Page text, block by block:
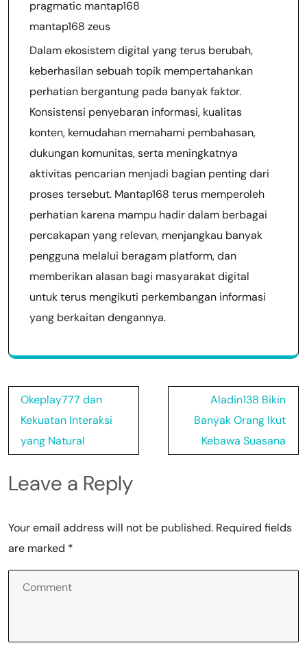
pragmatic mantap168
mantap168 zeus
Dalam ekosistem digital yang terus berubah,
keberhasilan sebuah topik mempertahankan
perhatian bergantung pada banyak faktor.
Konsistensi penyebaran informasi, kualitas
konten, kemudahan memahami pembahasan,
dukungan komunitas, serta meningkatnya
aktivitas pencarian menjadi bagian penting dari
proses tersebut. Mantap168 terus memperoleh
perhatian karena mampu hadir dalam berbagai
percakapan yang relevan, menjangkau banyak
pengguna melalui beragam platform, dan
memberikan alasan bagi masyarakat digital
untuk terus mengikuti perkembangan informasi
yang berkaitan dengannya.
Post
navigation
Okeplay777 dan
Kekuatan Interaksi
yang Natural
Aladin138 Bikin
Banyak Orang Ikut
Kebawa Suasana
Leave a Reply
Your email address will not be published. Required fields
are marked *